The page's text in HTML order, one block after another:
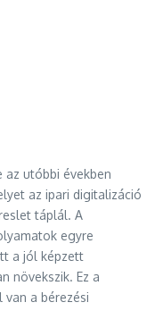
az utóbbi években
az ipari digitalizáció
táplál. A
egyre
a jól képzett
növekszik. Ez a
a bérezési